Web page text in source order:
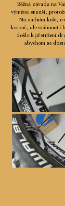
Běžná závada na
výměna snazší,
Na zadním kole,
kotouč, ale stáhnout i
došlo k přetržení
abychom se